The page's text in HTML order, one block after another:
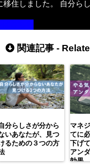
移住しました。 自分ら
関連記事 -
分らしさが分から
いあなたが、見つ
るための３つの方
マネ
てに
下げ
アン
効果